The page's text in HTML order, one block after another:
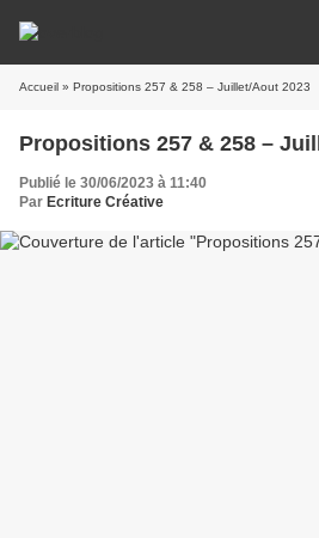
Accueil » Propositions 257 & 258 – Juillet/Aout 2023
Propositions 257 & 258 –
Publié le 30/06/2023 à 11:40
Par Ecriture Créative